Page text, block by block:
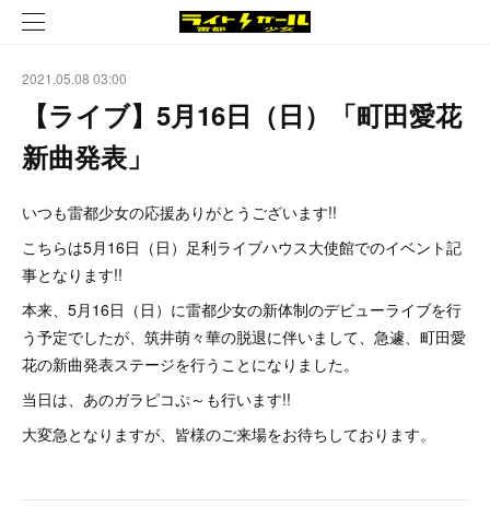
2021.05.08 03:00
【ライブ】5月16日（日）「町田愛花
新曲発表」
いつも雷都少女の応援ありがとうございます!!
こちらは5月16日（日）足利ライブハウス大使館でのイベント記
事となります!!
本来、5月16日（日）に雷都少女の新体制のデビューライブを行
う予定でしたが、筑井萌々華の脱退に伴いまして、急遽、町田愛
花の新曲発表ステージを行うことになりました。
当日は、あのガラピコぷ～も行います!!
大変急となりますが、皆様のご来場をお待ちしております。